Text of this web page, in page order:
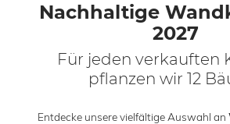
Nachhaltige
2027
Für jeden verkauften
pflanzen wir 12
Entdecke unsere vielfältige Auswahl an